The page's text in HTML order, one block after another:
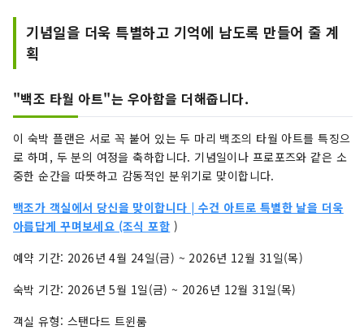
기념일을 더욱 특별하고 기억에 남도록 만들어 줄 계
획
"백조 타월 아트"는 우아함을 더해줍니다.
이 숙박 플랜은 서로 꼭 붙어 있는 두 마리 백조의 타월 아트를 특징으
로 하며, 두 분의 여정을 축하합니다. 기념일이나 프로포즈와 같은 소
중한 순간을 따뜻하고 감동적인 분위기로 맞이합니다.
백조가 객실에서 당신을 맞이합니다 | 수건 아트로 특별한 날을 더욱
아름답게 꾸며보세요 (조식 포함 )
예약 기간: 2026년 4월 24일(금) ~ 2026년 12월 31일(목)
숙박 기간: 2026년 5월 1일(금) ~ 2026년 12월 31일(목)
객실 유형: 스탠다드 트윈룸